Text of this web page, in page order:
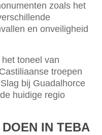
zoals het
en onveiligheid
toneel van
troepen
bij Guadalhorce
huidige regio
IN TEBA